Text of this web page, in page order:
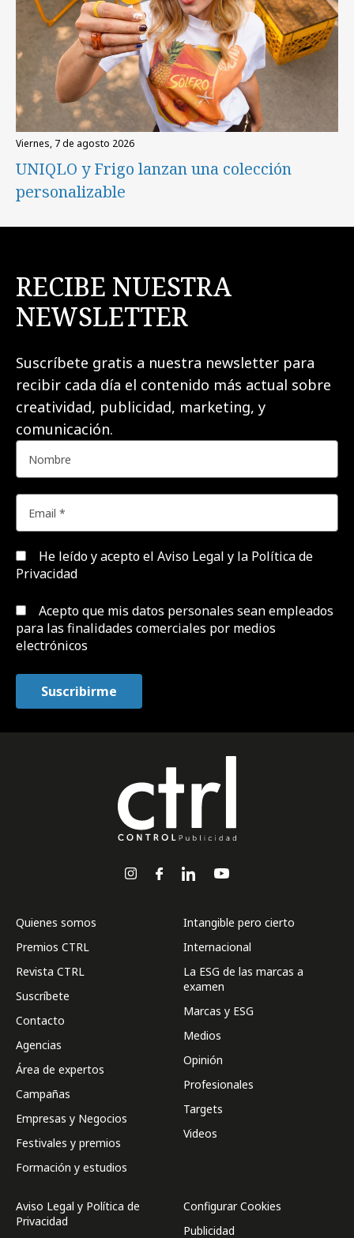
viernes, 7 de agosto 2026
UNIQLO y Frigo lanzan una colección
personalizable
RECIBE NUESTRA
NEWSLETTER
Suscríbete gratis a nuestra newsletter para
recibir cada día el contenido más actual sobre
creatividad, publicidad, marketing, y
comunicación.
He leído y acepto el Aviso Legal y la Política de
Privacidad
Acepto que mis datos personales sean empleados
para las finalidades comerciales por medios
electrónicos
Quienes somos
Premios CTRL
Revista CTRL
Suscríbete
Contacto
Agencias
Área de expertos
Campañas
Empresas y Negocios
Festivales y premios
Formación y estudios
Intangible pero cierto
Internacional
La ESG de las marcas a
examen
Marcas y ESG
Medios
Opinión
Profesionales
Targets
Videos
Aviso Legal y Política de
Privacidad
Configurar Cookies
Publicidad